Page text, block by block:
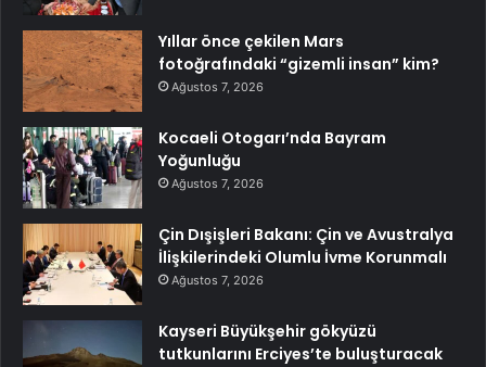
Yıllar önce çekilen Mars
fotoğrafındaki “gizemli insan” kim?
Ağustos 7, 2026
Kocaeli Otogarı’nda Bayram
Yoğunluğu
Ağustos 7, 2026
Çin Dışişleri Bakanı: Çin ve Avustralya
İlişkilerindeki Olumlu İvme Korunmalı
Ağustos 7, 2026
Kayseri Büyükşehir gökyüzü
tutkunlarını Erciyes’te buluşturacak